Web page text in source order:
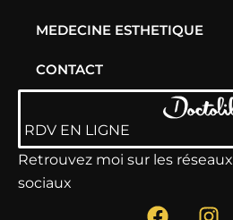
MEDECINE ESTHETIQUE
CONTACT
RDV EN LIGNE
Retrouvez moi sur les réseaux
sociaux
F
I